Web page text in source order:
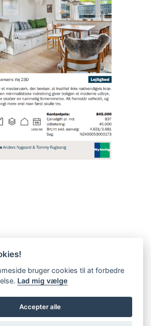
bruger cookies til at forbedre
Lad mig vælge
Accepter alle